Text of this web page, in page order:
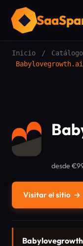
Inicio / Catálogo
Babylovegrowth.ai
desde
Visitar el sitio →